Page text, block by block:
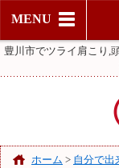
MENU
豊川市でツライ肩こり,
ホーム > 自分で出